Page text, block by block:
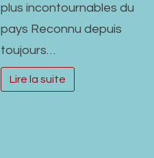
plus incontournables du
pays Reconnu depuis
toujours…
Lire la suite